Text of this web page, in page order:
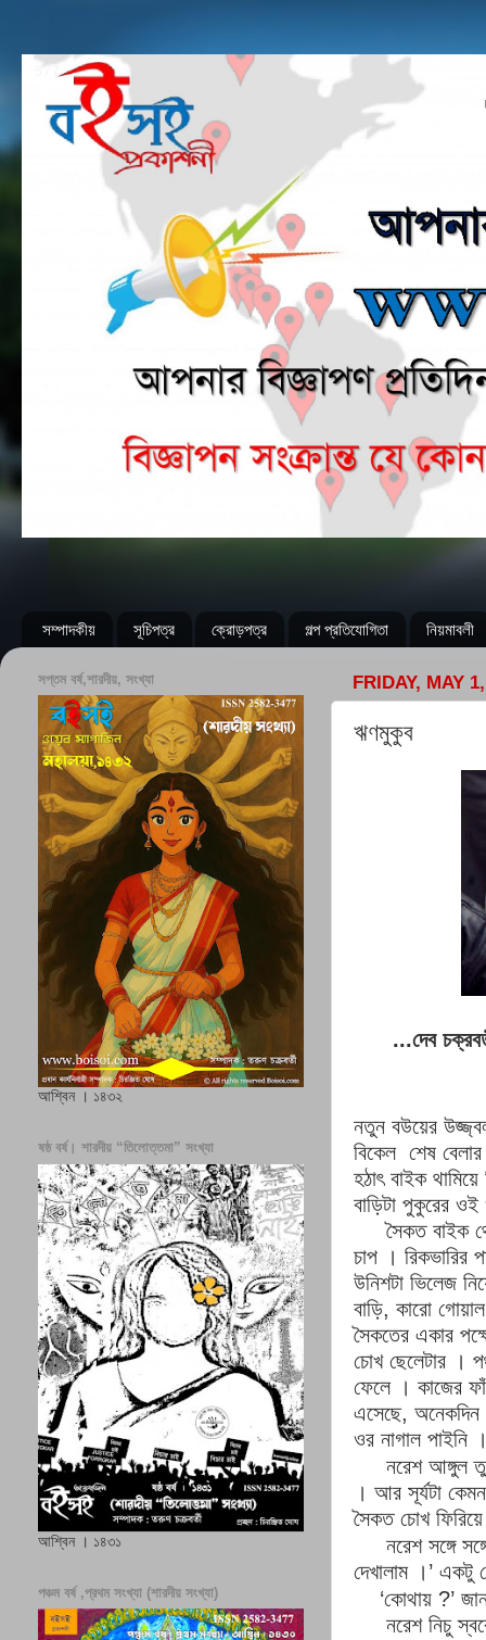
6 / 7
সম্পাদকীয় সূচিপত্র ক্রোড়পত্র গল্প প্রতিযোগিতা নিয়মাবলী
FRIDAY, MAY
ঋণমুকুব
...দেব
নতুন বউয়ের
বিকেল শেষ
হঠাৎ বাইক
বাড়িটা পুকুরের
সৈকত বাইক
চাপ । রিকভারির
উনিশটা ভিলেজ
বাড়ি, কারো
সৈকতের একার
চোখ ছেলেটার ।
ফেলে । কাজের
এসেছে, অনেকদিন
ওর নাগাল পাইনি
নরেশ আঙ্গুল
। আর সূর্যটা
সৈকত চোখ
নরেশ সঙ্গে
দেখালাম ।’ একটু
‘কোথায় ?’
নরেশ নিচু
সপ্তম বর্ষ,শারদীয়, সংখ্যা
আশ্বিন । ১৪৩২
ষষ্ঠ বর্ষ। শারদীয় “তিলোত্তমা” সংখ্যা
আশ্বিন । ১৪৩১
পঞ্চম বর্ষ ,প্রথম সংখ্যা (শারদীয় সংখ্যা)